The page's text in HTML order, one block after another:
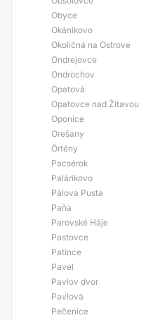
Obyce
Okánikovo
Okoličná na Ostrove
Ondrejovce
Ondrochov
Opatová
Opatovce nad Žitavou
Oponice
Orešany
Örtény
Pacsérok
Palárikovo
Pálova Pusta
Paňa
Parovské Háje
Pastovce
Patince
Pavel
Pavlov dvor
Pavlová
Pečenice